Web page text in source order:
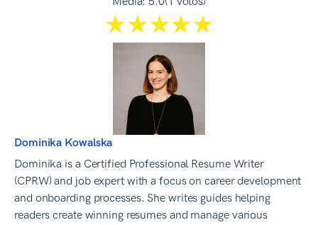
☆☆☆☆☆
★★★★★
Dominika Kowalska
Dominika is a Certified Professional Resume Writer
(CPRW) and job expert with a focus on career development
and onboarding processes. She writes guides helping
readers create winning resumes and manage various